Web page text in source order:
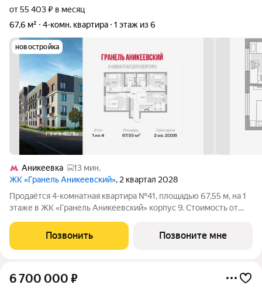
от 55 403 ₽ в месяц
67,6 м²
4-комн. квартира 1 этаж из 6
новостройка
Аникеевка
13 мин.
ЖК «Гранель Аникеевский», 2 квартал 2028
Продаётся 4-комнатная квартира №41, площадью 67,55 м, на 1
этаже в ЖК «Гранель Аникеевский» корпус 9. Стоимость от
окна на улицу. Проект расположился в экологически чистом
районе Подмосковья
Позвонить Позвоните мне
6 700 000 ₽